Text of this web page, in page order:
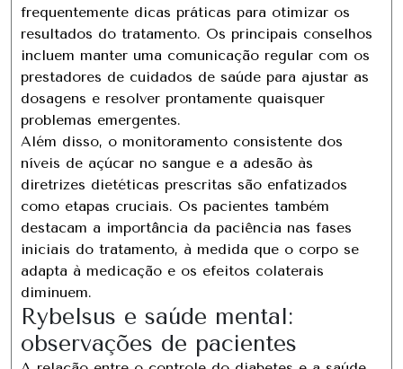
frequentemente dicas práticas para otimizar os
resultados do tratamento. Os principais conselhos
incluem manter uma comunicação regular com os
prestadores de cuidados de saúde para ajustar as
dosagens e resolver prontamente quaisquer
problemas emergentes.
Além disso, o monitoramento consistente dos
níveis de açúcar no sangue e a adesão às
diretrizes dietéticas prescritas são enfatizados
como etapas cruciais. Os pacientes também
destacam a importância da paciência nas fases
iniciais do tratamento, à medida que o corpo se
adapta à medicação e os efeitos colaterais
diminuem.
Rybelsus e saúde mental:
observações de pacientes